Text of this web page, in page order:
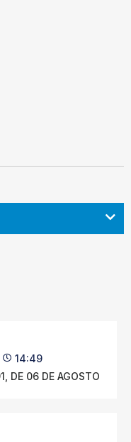
14:49
DE 06 DE AGOSTO